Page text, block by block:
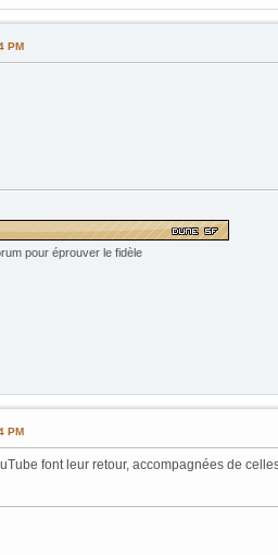
PM
pour éprouver le fidèle
PM
font leur retour, accompagnées de